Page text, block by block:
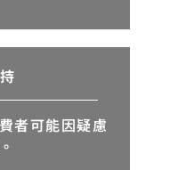
者可能因疑慮